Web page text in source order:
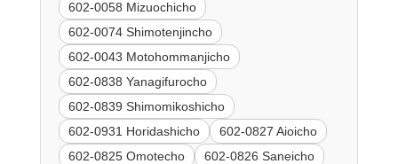
602-0058 Mizuochicho
602-0074 Shimotenjincho
602-0043 Motohommanjicho
602-0838 Yanagifurocho
602-0839 Shimomikoshicho
602-0931 Horidashicho
602-0827 Aioicho
602-0825 Omotecho
602-0826 Saneicho